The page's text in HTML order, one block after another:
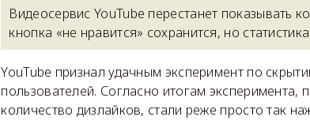
Видеосервис YouTube перестанет показывать
кнопка «не нравится» сохранится, но
YouTube признал удачным эксперимент по
пользователей. Согласно итогам эксперимента,
количество дизлайков, стали реже просто так